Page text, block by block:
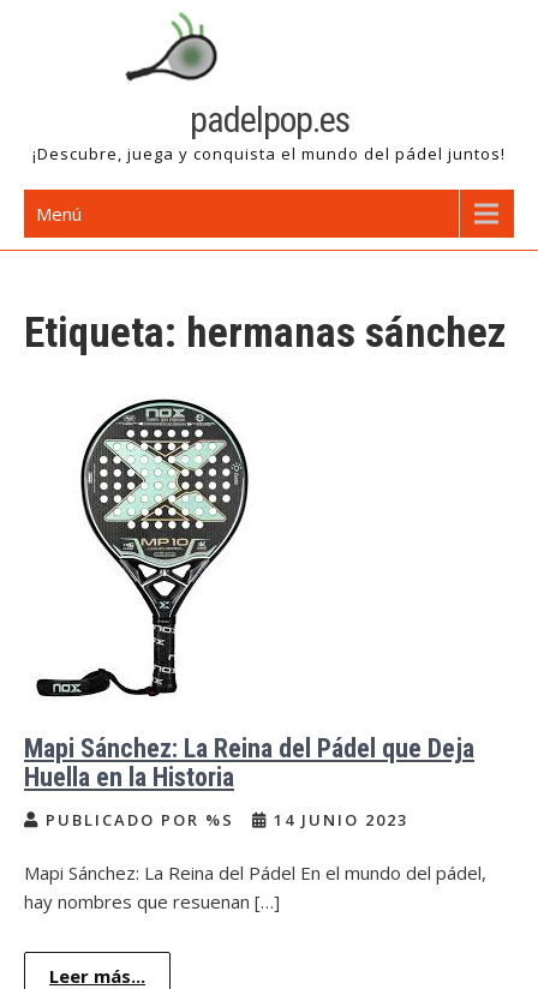
padelpop.es
¡Descubre, juega y conquista el mundo del pádel juntos!
Menú
Etiqueta: hermanas sánchez
Mapi Sánchez: La Reina del Pádel que Deja
Huella en la Historia
PUBLICADO POR %S 14 JUNIO 2023
Mapi Sánchez: La Reina del Pádel En el mundo del pádel,
hay nombres que resuenan […]
Leer más...